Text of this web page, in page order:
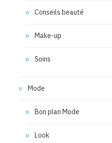
Conseils beauté
Make-up
Soins
Mode
Bon plan Mode
Look